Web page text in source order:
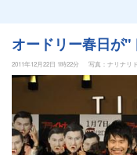
オードリー春日が
2011年12月22日 1時22分 写真：ナリナリ